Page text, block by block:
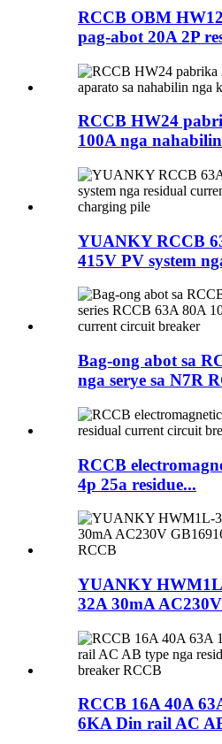
RCCB OBM
pag-abot 20A 2P
RCCB HW24
100A nga
YUANKY RCCB
415V PV system
Bag-ong abot sa
nga serye sa N7R
RCCB
4p 25a residue...
YUANKY
32A 30mA
RCCB 16A 40A
6KA Din rail AC